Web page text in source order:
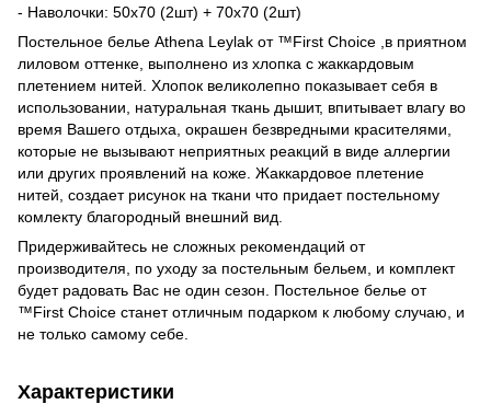
- Наволочки: 50х70 (2шт) + 70х70 (2шт)
Постельное белье Athena Leylak от ™First Choice ,в приятном
лиловом оттенке, выполнено из хлопка с жаккардовым
плетением нитей. Хлопок великолепно показывает себя в
использовании, натуральная ткань дышит, впитывает влагу во
время Вашего отдыха, окрашен безвредными красителями,
которые не вызывают неприятных реакций в виде аллергии
или других проявлений на коже. Жаккардовое плетение
нитей, создает рисунок на ткани что придает постельному
комлекту благородный внешний вид.
Придерживайтесь не сложных рекомендаций от
производителя, по уходу за постельным бельем, и комплект
будет радовать Вас не один сезон. Постельное белье от
™First Choice станет отличным подарком к любому случаю, и
не только самому себе.
Характеристики